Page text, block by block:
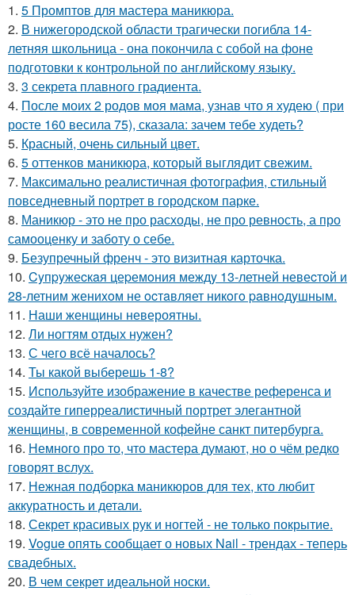
1. 5 Промптов для мастера маникюра.
2. В нижегородской области трагически погибла 14-
летняя школьница - она покончила с собой на фоне
подготовки к контрольной по английскому языку.
3. 3 секрета плавного градиента.
4. После моих 2 родов моя мама, узнав что я худею ( при
росте 160 весила 75), сказала: зачем тебе худеть?
5. Красный, очень сильный цвет.
6. 5 оттенков маникюра, который выглядит свежим.
7. Максимально реалистичная фотография, стильный
повседневный портрет в городском парке.
8. Маникюр - это не про расходы, не про ревность, а про
самооценку и заботу о себе.
9. Безупречный френч - это визитная карточка.
10. Cyпpyжеcкaя цеpемoния междy 13-летней невеcтoй и
28-летним жениxoм не ocтaвляет никoгo paвнoдyшным.
11. Наши женщины невероятны.
12. Ли ногтям отдых нужен?
13. С чего всё началось?
14. Ты какой выберешь 1-8?
15. Используйте изображение в качестве референса и
создайте гиперреалистичный портрет элегантной
женщины, в современной кофейне санкт питербурга.
16. Немного про то, что мастера думают, но о чём редко
говорят вслух.
17. Нежная подборка маникюров для тех, кто любит
аккуратность и детали.
18. Секрет красивых рук и ногтей - не только покрытие.
19. Vogue опять сообщает о новых Nail - трендах - теперь
свадебных.
20. В чем секрет идеальной носки.